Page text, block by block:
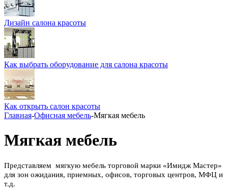
Дизайн салона красоты
Как выбрать оборудование для салона красоты
Как открыть салон красоты
Главная-Офисная мебель-Мягкая мебель
Мягкая мебель
Представляем мягкую мебель торговой марки «Имидж Мастер»
для зон ожидания, приемных, офисов, торговых центров, МФЦ и
т.д.